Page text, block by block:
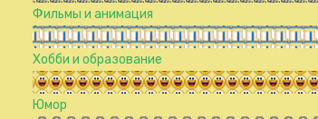
Фильмы и анимация
Хобби и образование
Юмор